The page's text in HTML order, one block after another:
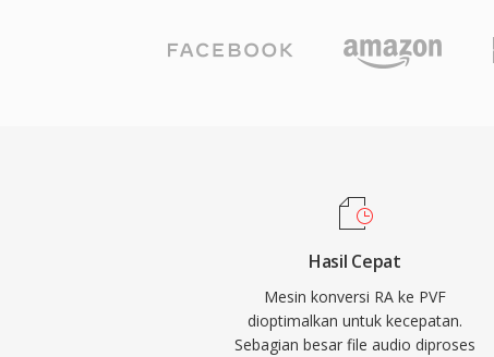
Hasil Cepat
Mesin konversi RA ke PVF
dioptimalkan untuk kecepatan.
Sebagian besar file audio diproses